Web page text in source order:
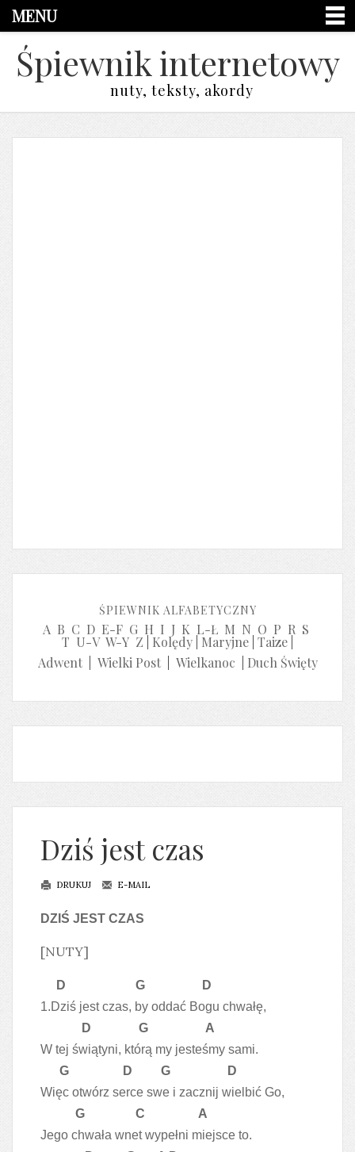
MENU
Śpiewnik internetowy
nuty, teksty, akordy
ŚPIEWNIK ALFABETYCZNY
A B C D E-F G H I J K L-Ł M N O P R S
T U-V W-Y Z Kolędy Maryjne Taize
Adwent| Wielki Post| Wielkanoc Duch Święty
Dziś jest czas
DRUKUJ E-MAIL
DZIŚ JEST CZAS
[NUTY]
D G D
1.Dziś jest czas, by oddać Bogu chwałę,
D G A
W tej świątyni, którą my jesteśmy sami.
G D G D
Więc otwórz serce swe i zacznij wielbić Go,
G C A
Jego chwała wnet wypełni miejsce to.